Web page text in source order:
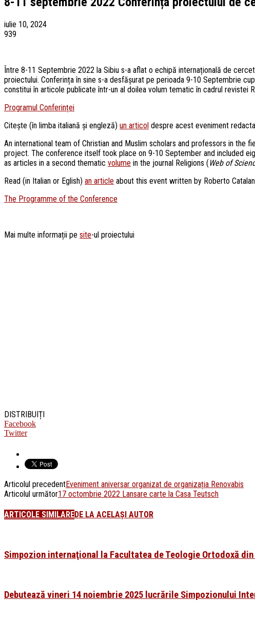
iulie 10, 2024
939
Între 8-11 Septembrie 2022 la Sibiu s-a aflat o echipă internațională de
proiectului. Conferința în sine s-a desfășurat pe perioada 9-10 Septembrie
constitui în articole publicate într-un al doilea volum tematic în cadrul revistei
Programul Conferinței
Citește (în limba italiană și engleză) un articol despre acest eveniment
An international team of Christian and Muslim scholars and professors in
project. The conference itself took place on 9-10 September and included
as articles in a second thematic volume in the journal Religions (Web of
Read (in Italian or Eglish) an article about this event written by Roberto
The Programme of the Conference
Mai multe informații pe site-ul proiectului
DISTRIBUIȚI
Facebook
Twitter
Articolul precedentEveniment aniversar organizat de organizația Renovabis
Articolul următor17 octombrie 2022 Lansare carte la Casa Teutsch
ARTICOLE SIMILAREDE LA ACELAȘI AUTOR
Simpozion internaţional la Facultatea de Teologie Ortodoxă
Debutează vineri 14 noiembrie 2025 lucrările Simpozionului